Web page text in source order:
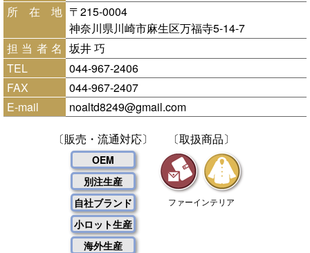
所在地 〒215-0004
神奈川県川崎市麻生区万福寺5-14-7
担当者名 坂井 巧
TEL
044-967-2406
FAX
044-967-2407
E-mail
noaltd8249@gmail.com
〔販売・流通対応〕
OEM
別注生産
自社ブランド
小ロット生産
海外生産
〔取扱商品〕
ファーインテリア